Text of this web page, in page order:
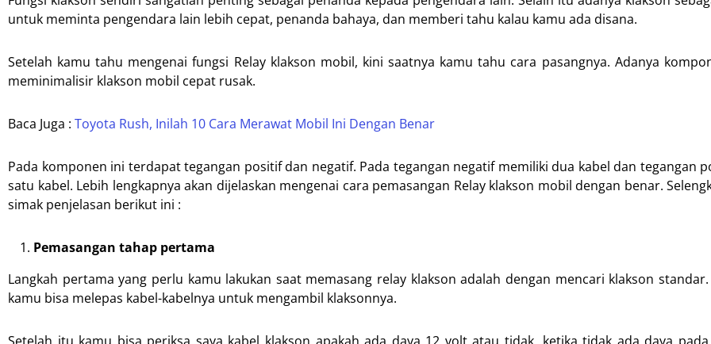
untuk meminta pengendara lain lebih cepat, penanda bahaya, dan memberi tahu kalau kamu ada disana.
Setelah kamu tahu mengenai fungsi Relay klakson mobil, kini saatnya kamu tahu cara pasangnya. Adanya
meminimalisir klakson mobil cepat rusak.
Baca Juga : Toyota Rush, Inilah 10 Cara Merawat Mobil Ini Dengan Benar
Pada komponen ini terdapat tegangan positif dan negatif. Pada tegangan negatif memiliki dua kabel dan tegangan
satu kabel. Lebih lengkapnya akan dijelaskan mengenai cara pemasangan Relay klakson mobil dengan benar.
simak penjelasan berikut ini :
Pemasangan tahap pertama
Langkah pertama yang perlu kamu lakukan saat memasang relay klakson adalah dengan mencari klakson
kamu bisa melepas kabel-kabelnya untuk mengambil klaksonnya.
Setelah itu kamu bisa periksa saya kabel klakson apakah ada daya 12 volt atau tidak. ketika tidak ada daya